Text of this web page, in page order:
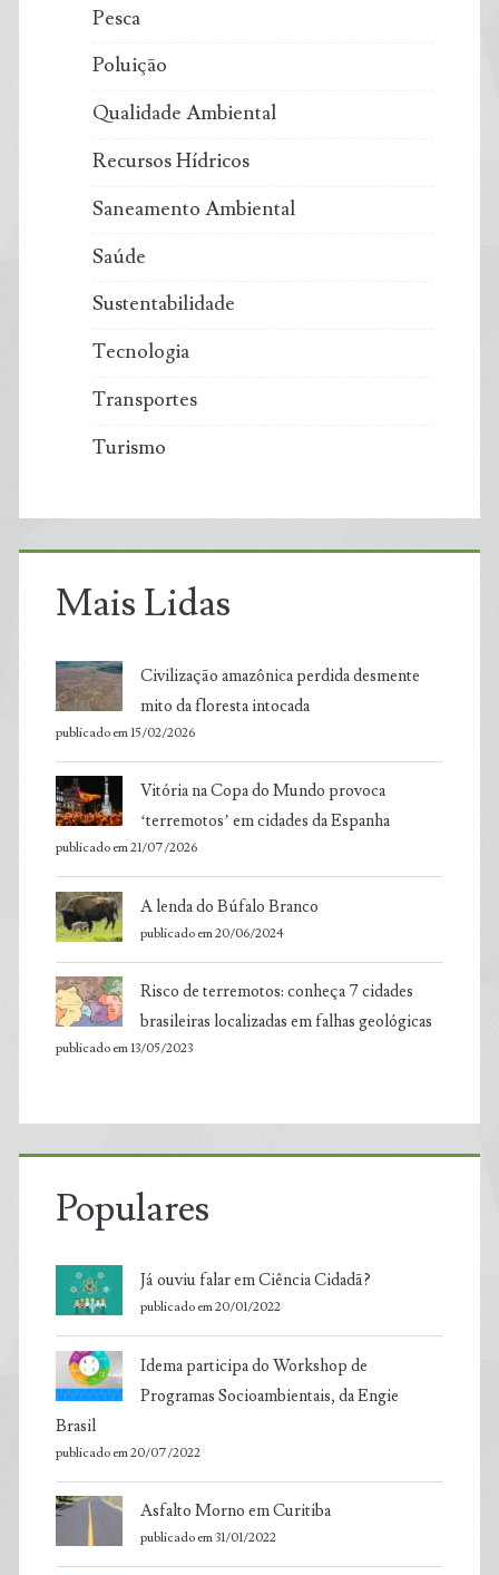
Pesca
Poluição
Qualidade Ambiental
Recursos Hídricos
Saneamento Ambiental
Saúde
Sustentabilidade
Tecnologia
Transportes
Turismo
Mais Lidas
Civilização amazônica perdida desmente
mito da floresta intocada
publicado em 15/02/2026
Vitória na Copa do Mundo provoca
‘terremotos’ em cidades da Espanha
publicado em 21/07/2026
A lenda do Búfalo Branco
publicado em 20/06/2024
Risco de terremotos: conheça 7 cidades
brasileiras localizadas em falhas geológicas
publicado em 13/05/2023
Populares
Já ouviu falar em Ciência Cidadã?
publicado em 20/01/2022
Idema participa do Workshop de
Programas Socioambientais, da Engie
Brasil
publicado em 20/07/2022
Asfalto Morno em Curitiba
publicado em 31/01/2022